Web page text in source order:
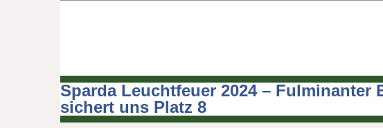
Beitragsnavigation
Sparda Leuchtfeuer 2024 – Fulminanter
sichert uns Platz 8